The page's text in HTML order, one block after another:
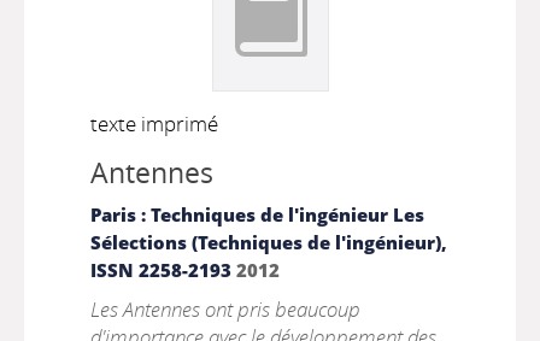
texte imprimé
Antennes
Paris : Techniques de l'ingénieur Les
Sélections (Techniques de l'ingénieur),
ISSN 2258-2193 2012
Les Antennes ont pris beaucoup